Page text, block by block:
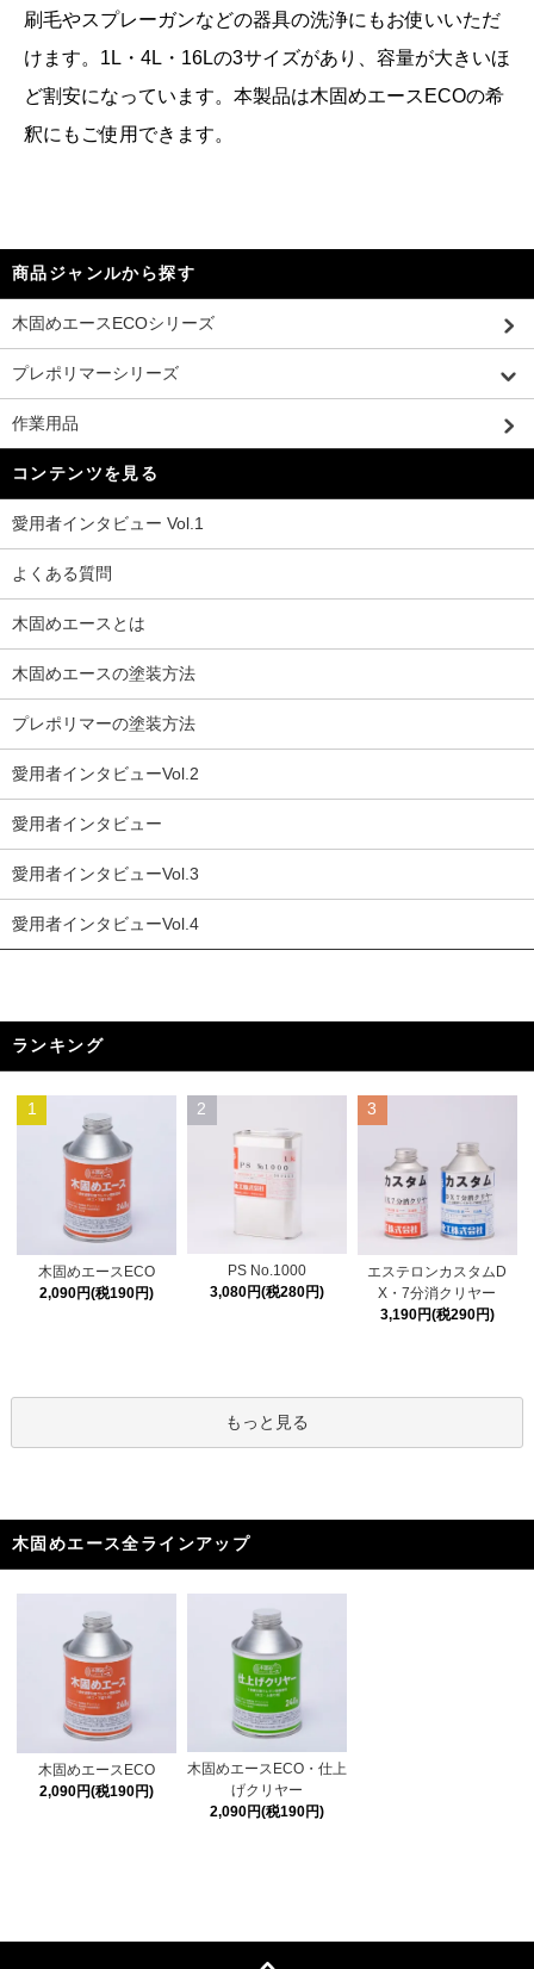
刷毛やスプレーガンなどの器具の洗浄にもお使いいただ
けます。1L・4L・16Lの3サイズがあり、容量が大きいほ
ど割安になっています。本製品は木固めエースECOの希
釈にもご使用できます。
商品ジャンルから探す
木固めエースECOシリーズ
プレポリマーシリーズ
作業用品
コンテンツを見る
愛用者インタビュー Vol.1
よくある質問
木固めエースとは
木固めエースの塗装方法
プレポリマーの塗装方法
愛用者インタビューVol.2
愛用者インタビュー
愛用者インタビューVol.3
愛用者インタビューVol.4
ランキング
1
木固めエースECO
2,090円(税190円)
2
PS No.1000
3,080円(税280円)
3
エステロンカスタムD
X・7分消クリヤー
3,190円(税290円)
もっと見る
木固めエース全ラインアップ
木固めエースECO
2,090円(税190円)
木固めエースECO・仕上
げクリヤー
2,090円(税190円)